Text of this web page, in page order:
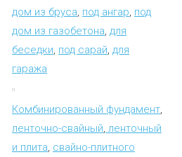
дом из бруса под ангар под
дом из газобетона для
беседки под сарай для
гаража
Комбинированный фундамент
ленточно-свайный ленточный
и плита свайно-плитного